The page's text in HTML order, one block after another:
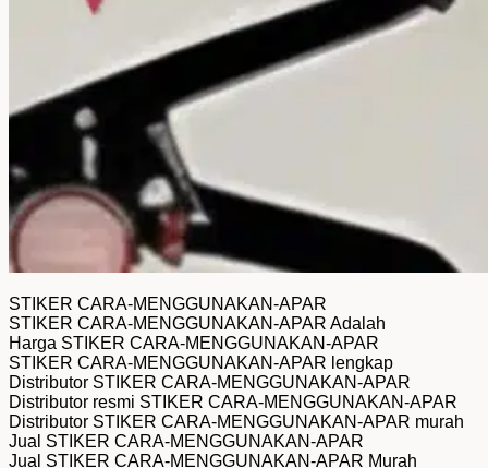
STIKER CARA-MENGGUNAKAN-APAR
STIKER CARA-MENGGUNAKAN-APAR Adalah
Harga STIKER CARA-MENGGUNAKAN-APAR
STIKER CARA-MENGGUNAKAN-APAR lengkap
Distributor STIKER CARA-MENGGUNAKAN-APAR
Distributor resmi STIKER CARA-MENGGUNAKAN-APAR
Distributor STIKER CARA-MENGGUNAKAN-APAR murah
Jual STIKER CARA-MENGGUNAKAN-APAR
Jual STIKER CARA-MENGGUNAKAN-APAR Murah